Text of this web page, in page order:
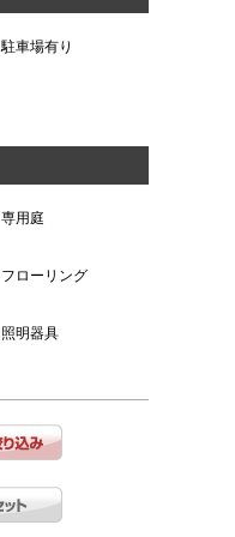
駐車場有り
専用庭
フローリング
照明器具